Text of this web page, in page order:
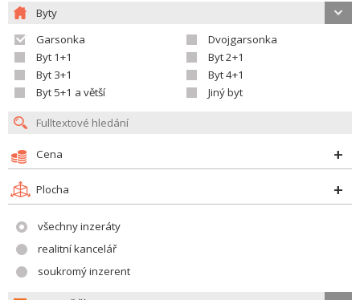
Byty
Garsonka
Dvojgarsonka
Byt 1+1
Byt 2+1
Byt 3+1
Byt 4+1
Byt 5+1 a větší
Jiný byt
Cena
Plocha
všechny inzeráty
realitní kancelář
soukromý inzerent